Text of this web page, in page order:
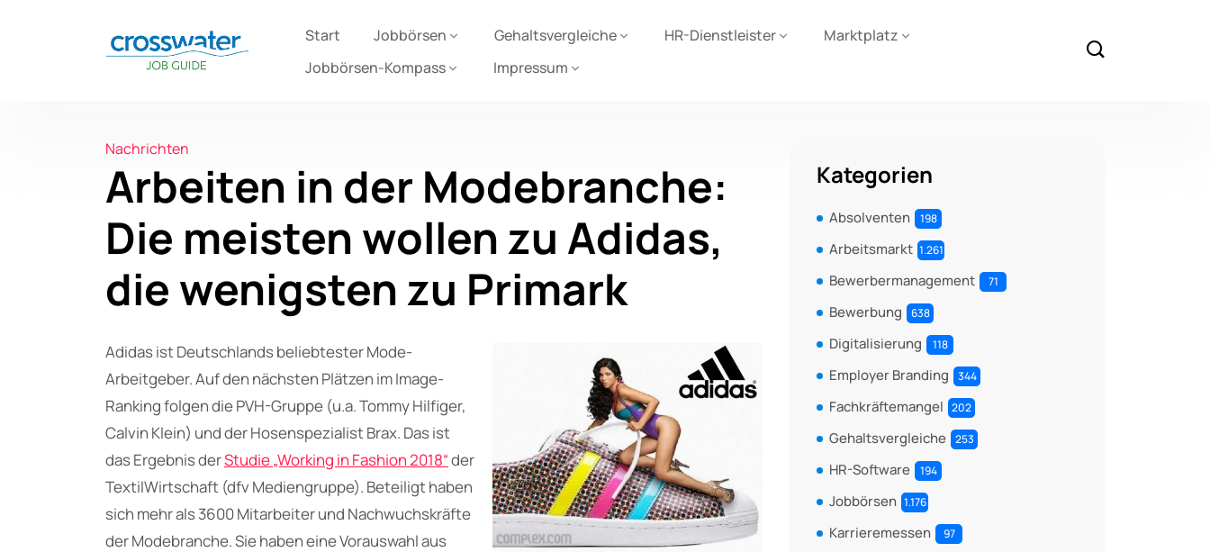
Start Jobbörsen Gehaltsvergleiche HR-Dienstleister
Marktplatz
Jobbörsen-Kompass
Impressum
Nachrichten
Arbeiten in der Modebranche:
Die meisten wollen zu Adidas,
die wenigsten zu Primark
Adidas ist Deutschlands beliebtester Mode-
Arbeitgeber. Auf den nächsten Plätzen im Image-
Ranking folgen die PVH-Gruppe (u.a. Tommy Hilfiger,
Calvin Klein) und der Hosenspezialist Brax. Das ist
das Ergebnis derStudie „Working in Fashion 2018“der
TextilWirtschaft (dfv Mediengruppe). Beteiligt haben
sich mehr als 3600 Mitarbeiter und Nachwuchskräfte
der Modebranche. Sie haben eine Vorauswahl aus
Kategorien
Absolventen 198
Arbeitsmarkt 1.261
Bewerbermanagement 71
Bewerbung 638
Digitalisierung 118
Employer Branding 344
Fachkräftemangel 202
Gehaltsvergleiche 253
HR-Software 194
Jobbörsen 1.176
Karrieremessen 97